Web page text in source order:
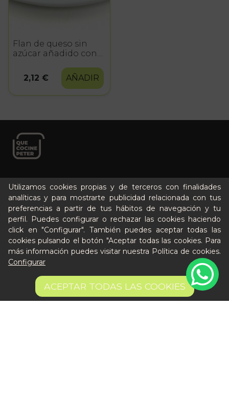
Flan de queso sin
azúcar añadido con
2,12 €
AÑADIR
Utilizamos cookies propias y de terceros con finalidades
analíticas y para mostrarte publicidad relacionada con tus
preferencias a partir de tus hábitos de navegación y tu
perfil. Puedes configurar o rechazar las cookies haciendo
click en "Configurar". También puedes aceptar todas las
cookies pulsando el botón "Aceptar todas las cookies. Para
más información puedes visitar nuestra Política de cookies.
Configurar
ACEPTAR TODAS LAS COOKIES
Cómo funciona
Nuestros planes
Casos de éxito
Soy un particular
Quién es Peter
Recursos / Blog
Cultura
Llámanos al 644 52 51 02